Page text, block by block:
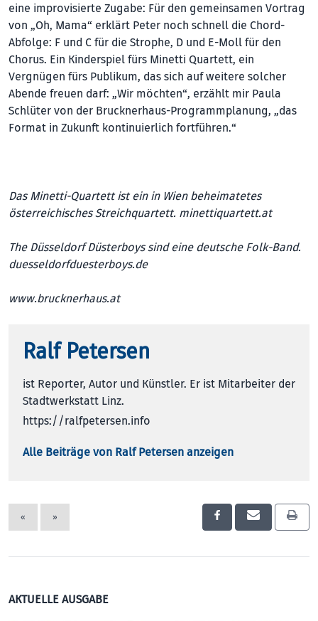
eine improvisierte Zugabe: Für den gemeinsamen Vortrag
von „Oh, Mama“ erklärt Peter noch schnell die Chord-
Abfolge: F und C für die Strophe, D und E-Moll für den
Chorus. Ein Kinderspiel fürs Minetti Quartett, ein
Vergnügen fürs Publikum, das sich auf weitere solcher
Abende freuen darf: „Wir möchten“, erzählt mir Paula
Schlüter von der Brucknerhaus-Programmplanung, „das
Format in Zu­kunft kontinuierlich fortführen.“
Das Minetti-Quartett ist ein in Wien beheimatetes
österreichisches Streichquartett. minettiquartett.at
The Düsseldorf Düsterboys sind eine deutsche Folk-Band.
duesseldorfduesterboys.de
www.brucknerhaus.at
Ralf Petersen
ist Reporter, Autor und Künstler. Er ist Mitarbeiter der
Stadtwerkstatt Linz.
https://ralfpetersen.info
Alle Beiträge von Ralf Petersen anzeigen
« »
AKTUELLE AUSGABE